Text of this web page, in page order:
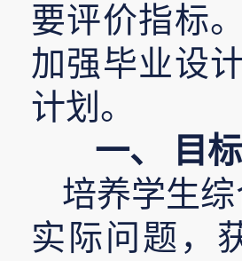
要评价指标
加强毕业设
计划。
一、
目标
培养学生
实际问题，